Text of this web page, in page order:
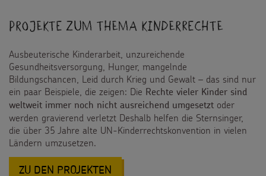
Projekte zum Thema Kinderrechte
Ausbeuterische Kinderarbeit, unzureichende
Gesundheitsversorgung, Hunger, mangelnde
Bildungschancen, Leid durch Krieg und Gewalt – das sind nur
ein paar Beispiele, die zeigen: Die Rechte vieler Kinder sind
weltweit immer noch nicht ausreichend umgesetzt oder
werden gravierend verletzt Deshalb helfen die Sternsinger,
die über 35 Jahre alte UN-Kinderrechtskonvention in vielen
Ländern umzusetzen.
ZU DEN PROJEKTEN